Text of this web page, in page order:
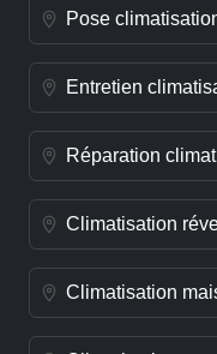
Pose
Entretien
Réparation
Climatisation
Climatisation